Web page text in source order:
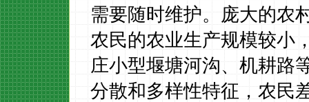
需要随时维护。庞大的农
农民的农业生产规模较小
庄小型堰塘河沟、机耕路
分散和多样性特征，农民